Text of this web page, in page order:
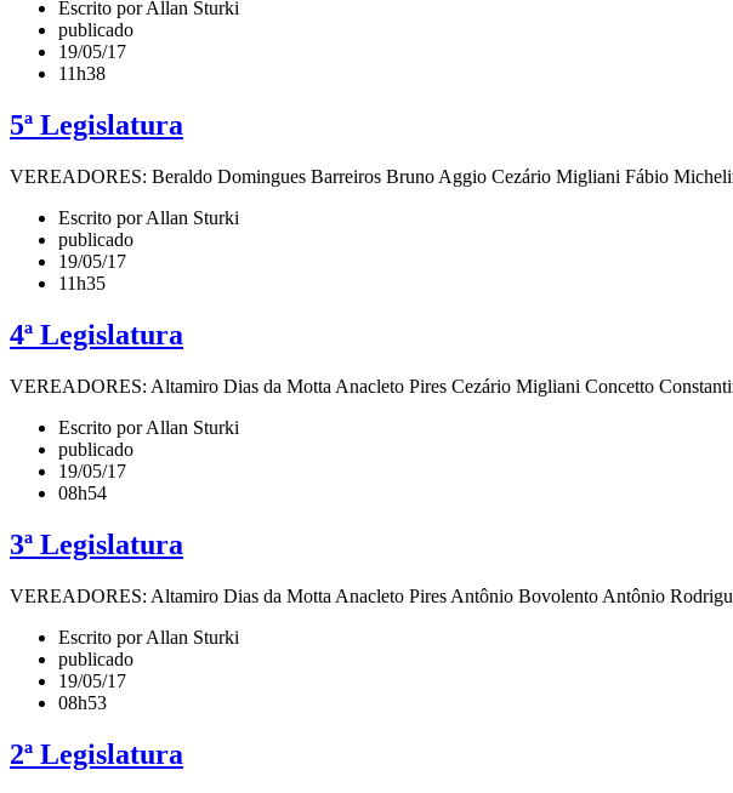
Escrito por Allan Sturki
publicado
19/05/17
11h38
5ª Legislatura
VEREADORES: Beraldo Domingues Barreiros Bruno Aggio Cezário Migliani Fábio
Escrito por Allan Sturki
publicado
19/05/17
11h35
4ª Legislatura
VEREADORES: Altamiro Dias da Motta Anacleto Pires Cezário Migliani Concetto
Escrito por Allan Sturki
publicado
19/05/17
08h54
3ª Legislatura
VEREADORES: Altamiro Dias da Motta Anacleto Pires Antônio Bovolento Antônio
Escrito por Allan Sturki
publicado
19/05/17
08h53
2ª Legislatura